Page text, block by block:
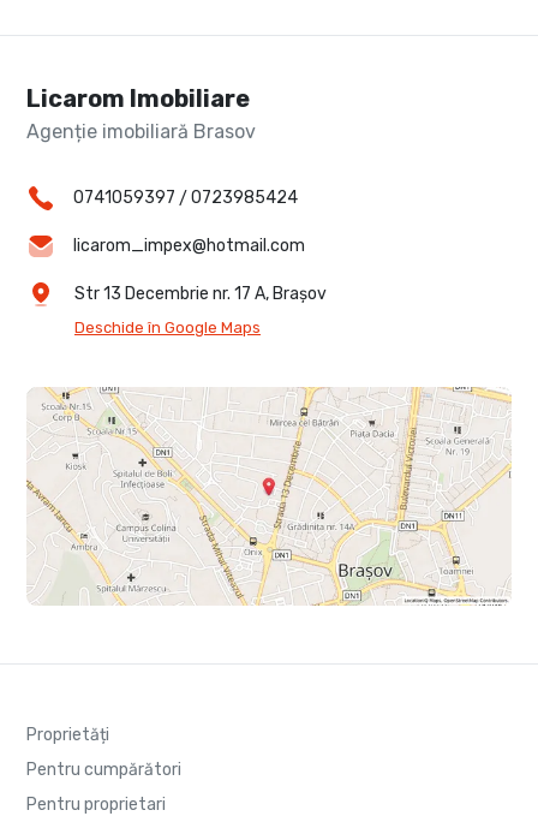
Licarom Imobiliare
Agenție imobiliară Brasov
0741059397 / 0723985424
licarom_impex@hotmail.com
Str 13 Decembrie nr. 17 A, Brașov
Deschide în Google Maps
Proprietăți
Pentru cumpărători
Pentru proprietari